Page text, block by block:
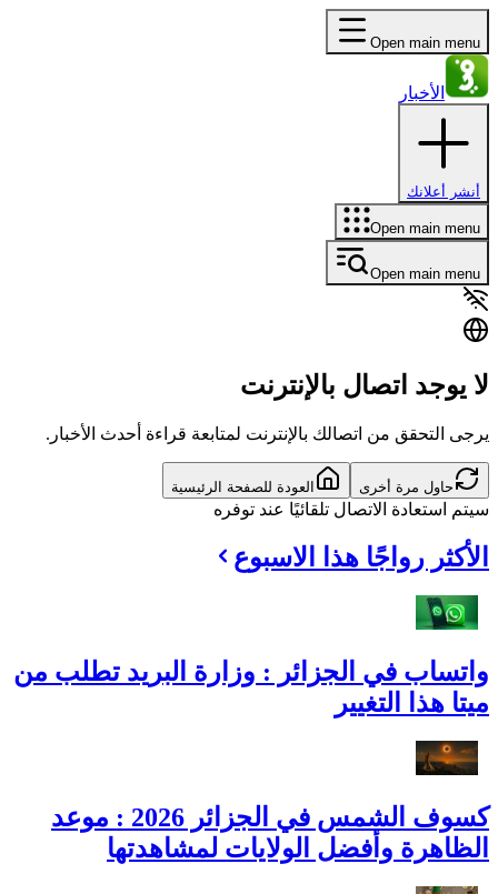
Open main menu
الأخبار
أنشر أعلانك
Open main menu
Open main menu
لا يوجد اتصال بالإنترنت
يرجى التحقق من اتصالك بالإنترنت لمتابعة قراءة أحدث الأخبار.
حاول مرة أخرى العودة للصفحة الرئيسية
سيتم استعادة الاتصال تلقائيًا عند توفره
الأكثر رواجًا هذا الاسبوع
واتساب في الجزائر : وزارة البريد تطلب من
ميتا هذا التغيير
كسوف الشمس في الجزائر 2026 : موعد
الظاهرة وأفضل الولايات لمشاهدتها